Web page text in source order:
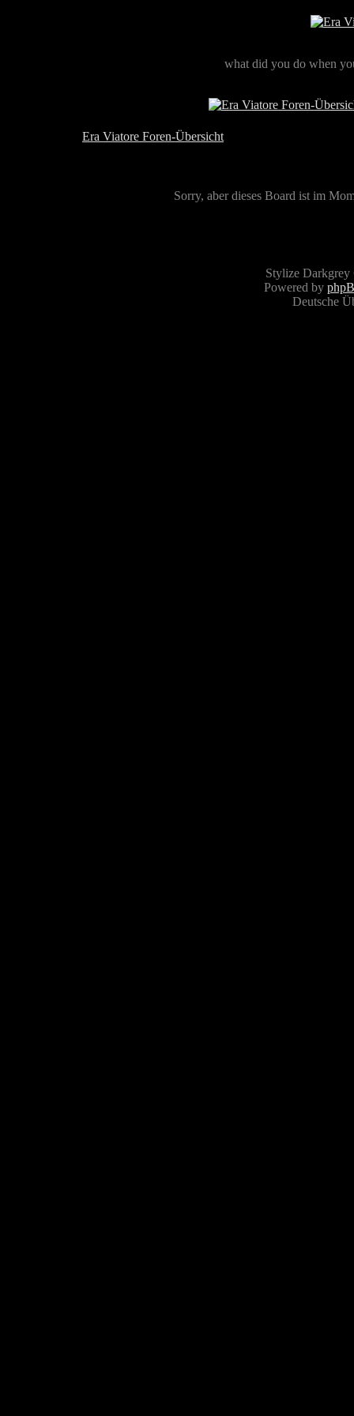
what did you do when
Era Viatore Foren-Übersicht
Sorry, aber dieses Board ist im
Stylize
Powered by
Deutsche